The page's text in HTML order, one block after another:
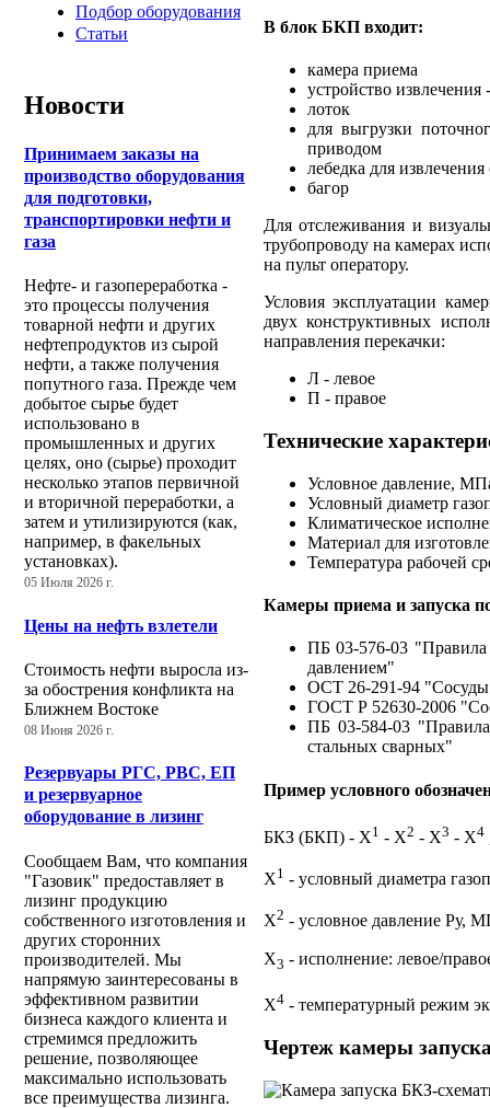
Подбор оборудования
Статьи
Новости
Принимаем заказы на
производство оборудования
для подготовки,
транспортировки нефти и
газа
Нефте- и газопереработка -
это процессы получения
товарной нефти и других
нефтепродуктов из сырой
нефти, а также получения
попутного газа. Прежде чем
добытое сырье будет
использовано в
промышленных и других
целях, оно (сырье) проходит
несколько этапов первичной
и вторичной переработки, а
затем и утилизируются (как,
например, в факельных
установках).
05 Июля 2026 г.
Цены на нефть взлетели
Стоимость нефти выросла из-
за обострения конфликта на
Ближнем Востоке
08 Июня 2026 г.
Резервуары РГС, РВС, ЕП
и резервуарное
оборудование в лизинг
Сообщаем Вам, что компания
"Газовик" предоставляет в
лизинг продукцию
собственного изготовления и
других сторонних
производителей. Мы
напрямую заинтересованы в
эффективном развитии
бизнеса каждого клиента и
стремимся предложить
решение, позволяющее
максимально использовать
все преимущества лизинга.
В блок БКП входит:
камера приема
устройство извлечения
лоток
для выгрузки
приводом
лебедка для
багор
Для отслеживания и
трубопроводу на камерах
на пульт оператору.
Условия эксплуатации
двух конструктивных
направления перекачки:
Л - левое
П - правое
Технические
Условное давление,
Условный диаметр
Климатическое
Материал для
Температура рабочей
Камеры приема и запуска
ПБ 03-576-03 "Правила
давлением"
ОСТ 26-291-94 "Сосуды
ГОСТ Р 52630-2006
ПБ 03-584-03 "Правила
стальных сварных"
Пример условного
БКЗ (БКП) - Х1 - Х2 - Х3 - Х4
Х1 - условный диаметра
Х2 - условное давление Ру,
Х3 - исполнение: левое/
Х4 - температурный режим
Чертеж камеры